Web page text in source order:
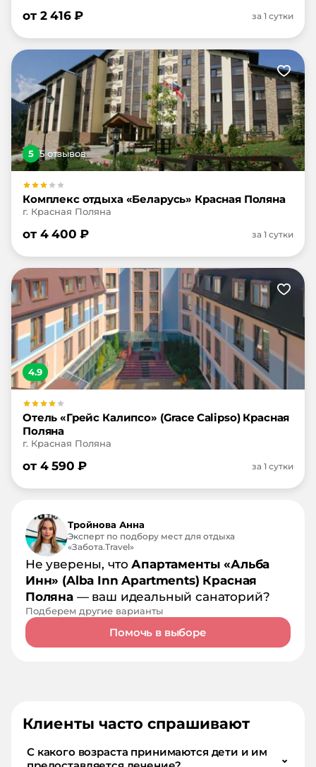
от 2 416₽ за 1 сутки
5 5отзывов
Комплекс отдыха «Беларусь» Красная Поляна
г. Красная Поляна
от 4 400 ₽ за 1 сутки
4.9
Отель «Грейс Калипсо» (Grace Calipso) Красная
Поляна
г. Красная Поляна
от 4 590 ₽ за 1 сутки
Тройнова Анна
Эксперт по подбору мест для отдыха
«Забота.Travel»
Не уверены, чтоАпартаменты «Альба
Инн» (Alba Inn Apartments) Красная
Поляна— ваш идеальный санаторий?
Подберем другие варианты
Помочь в выборе
Клиенты часто спрашивают
С какого возраста принимаются дети и им
⌄